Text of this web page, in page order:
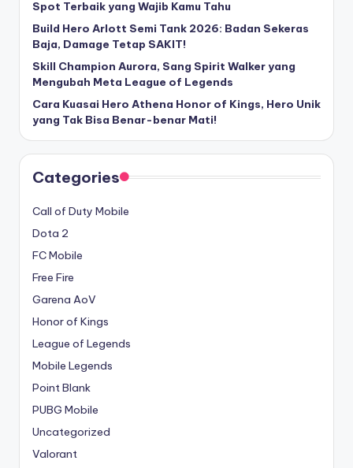
Spot Terbaik yang Wajib Kamu Tahu
Build Hero Arlott Semi Tank 2026: Badan Sekeras
Baja, Damage Tetap SAKIT!
Skill Champion Aurora, Sang Spirit Walker yang
Mengubah Meta League of Legends
Cara Kuasai Hero Athena Honor of Kings, Hero Unik
yang Tak Bisa Benar-benar Mati!
Categories
Call of Duty Mobile
Dota 2
FC Mobile
Free Fire
Garena AoV
Honor of Kings
League of Legends
Mobile Legends
Point Blank
PUBG Mobile
Uncategorized
Valorant